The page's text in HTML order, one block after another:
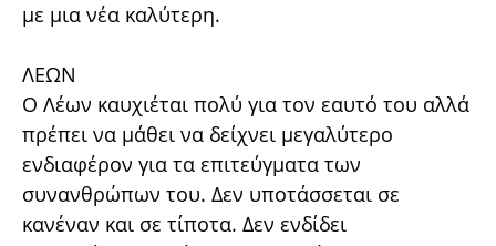
με μια νέα καλύτερη.
ΛΕΩΝ
Ο Λέων καυχιέται πολύ για τον εαυτό του αλλά
πρέπει να μάθει να δείχνει μεγαλύτερο
ενδιαφέρον για τα επιτεύγματα των
συνανθρώπων του. Δεν υποτάσσεται σε
κανέναν και σε τίποτα. Δεν ενδίδει